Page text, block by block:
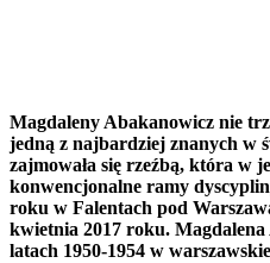
Magdaleny Abakanowicz nie
jedną z najbardziej znanych w
zajmowała się rzeźbą, która w
konwencjonalne ramy
roku w Falentach pod
kwietnia 2017 roku.
latach 1950-1954 w